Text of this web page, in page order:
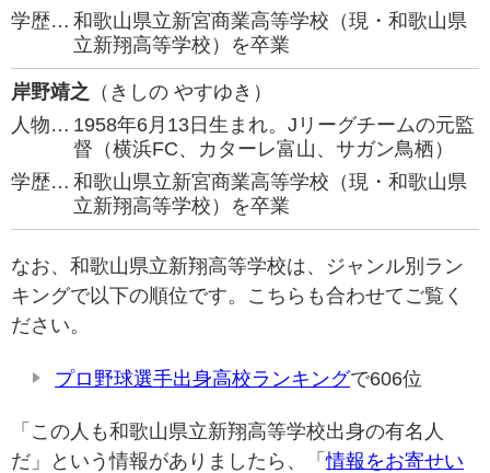
学歴… 和歌山県立新宮商業高等学校（現・和歌山県
立新翔高等学校）を卒業
岸野靖之 （きしの やすゆき）
人物… 1958年6月13日生まれ。Jリーグチームの元監
督（横浜FC、カターレ富山、サガン鳥栖）
学歴… 和歌山県立新宮商業高等学校（現・和歌山県
立新翔高等学校）を卒業
なお、和歌山県立新翔高等学校は、ジャンル別ラン
キングで以下の順位です。こちらも合わせてご覧く
ださい。
プロ野球選手出身高校ランキングで606位
「この人も和歌山県立新翔高等学校出身の有名人
だ」という情報がありましたら、「情報をお寄せい